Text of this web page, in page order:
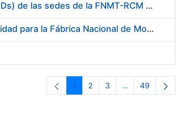
Conexión mediante Fibra Óptica de los Centros de Proceso de Datos (CPDs) de las sedes de la FNMT-RCM de Burgos y Madrid
Contratación de acuerdo marco para el Suministro de Material de Electricidad para la Fábrica Nacional de Moneda y Timbre-Real Casa de la Moneda en su centro de trabajo de Burgos
Página
1 Página
2 Página
3 ...PáginasPágina
49